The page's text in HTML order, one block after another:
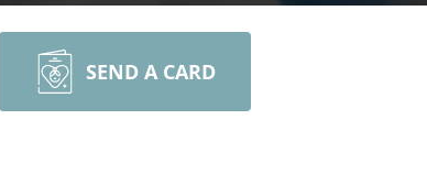
SEND A CARD